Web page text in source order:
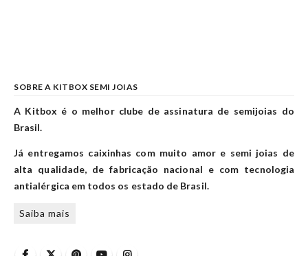
SOBRE A KITBOX SEMI JOIAS
A Kitbox é o melhor clube de assinatura de semijoias do
Brasil.
Já entregamos caixinhas com muito amor e semi joias de
alta qualidade, de fabricação nacional e com tecnologia
antialérgica em todos os estado de Brasil.
Saiba mais